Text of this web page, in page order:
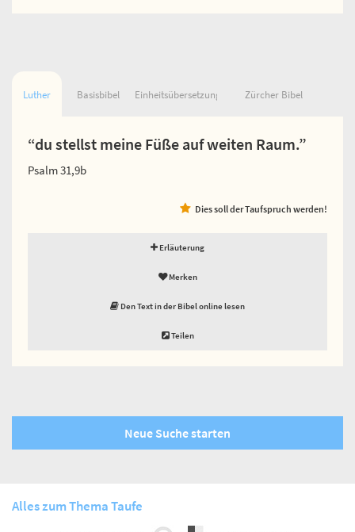
Luther Basisbibel Einheitsübersetzung Zürcher Bibel
“du stellst meine Füße auf weiten Raum.”
Psalm 31,9b
Dies soll der Taufspruch werden!
Erläuterung
Merken
Den Text in der Bibel online lesen
Teilen
Neue Suche starten
Alles zum Thema Taufe